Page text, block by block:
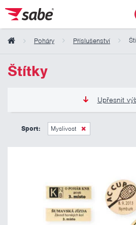
Poháry Příslušenství
Štítky
Upřesnit
15 Kč
Sport: Myslivost
Obsah košíku